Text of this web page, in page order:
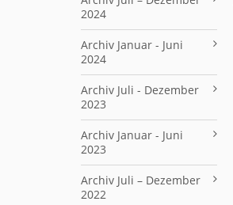
2024
Archiv Januar - Juni
2024
Archiv Juli - Dezember
2023
Archiv Januar - Juni
2023
Archiv Juli – Dezember
2022